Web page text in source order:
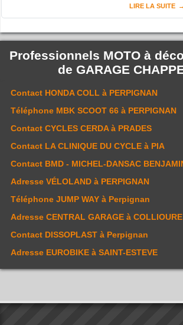
LIRE LA SUITE
Professionnels MOTO à
de GARAGE
Contact HONDA COLL à PERPIGNAN
Téléphone MBK SCOOT 66 à PERPIGNAN
Contact CYCLES CERDAà PRADES
Contact LA CLINIQUE DU CYCLE à PIA
Contact BMD - MICHEL-DANSAC
Adresse VÉLOLAND à PERPIGNAN
Téléphone JUMP WAY à Perpignan
Adresse CENTRAL GARAGE à COLLIOURE
Contact DISSOPLAST à Perpignan
Adresse EUROBIKE à SAINT-ESTEVE